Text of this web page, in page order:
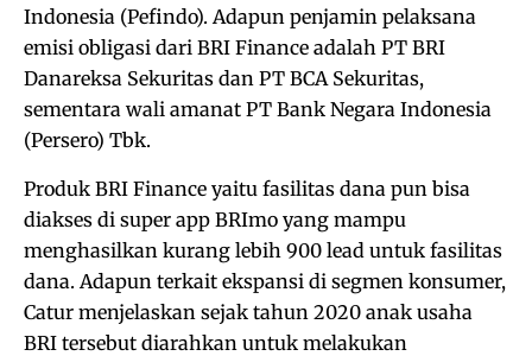
Indonesia (Pefindo). Adapun penjamin pelaksana
emisi obligasi dari BRI Finance adalah PT BRI
Danareksa Sekuritas dan PT BCA Sekuritas,
sementara wali amanat PT Bank Negara Indonesia
(Persero) Tbk.
Produk BRI Finance yaitu fasilitas dana pun bisa
diakses di super app BRImo yang mampu
menghasilkan kurang lebih 900 lead untuk fasilitas
dana. Adapun terkait ekspansi di segmen konsumer,
Catur menjelaskan sejak tahun 2020 anak usaha
BRI tersebut diarahkan untuk melakukan